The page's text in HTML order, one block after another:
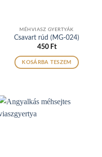
MÉHVIASZ GYERTYÁK
Csavart rúd (MG-024)
450 Ft
KOSÁRBA TESZEM